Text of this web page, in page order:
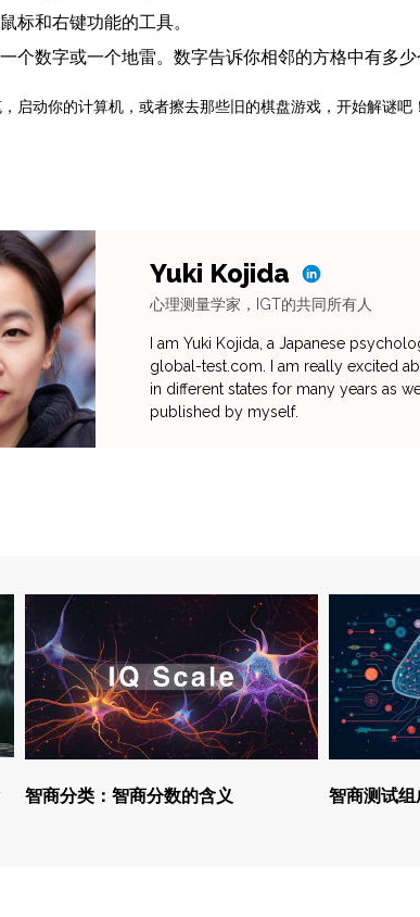
标和右键功能的工具。
个数字或一个地雷。数字告诉你相邻的方格中有多少
启动你的计算机，或者擦去那些旧的棋盘游戏，开始解谜吧！
Yuki Kojida
心理测量学家，IGT的共同所有人
I am Yuki Kojida, a Japanese
global-test.com. I am really excited
in different states for many years as
published by myself.
智商分类：智商分数的含义 智商测试组